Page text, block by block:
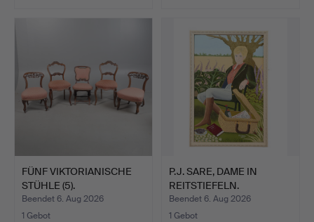
FÜNF VIKTORIANISCHE
STÜHLE (5).
Beendet 6. Aug 2026
1 Gebot
P.J. SARE, DAME IN
REITSTIEFELN.
Beendet 6. Aug 2026
1 Gebot